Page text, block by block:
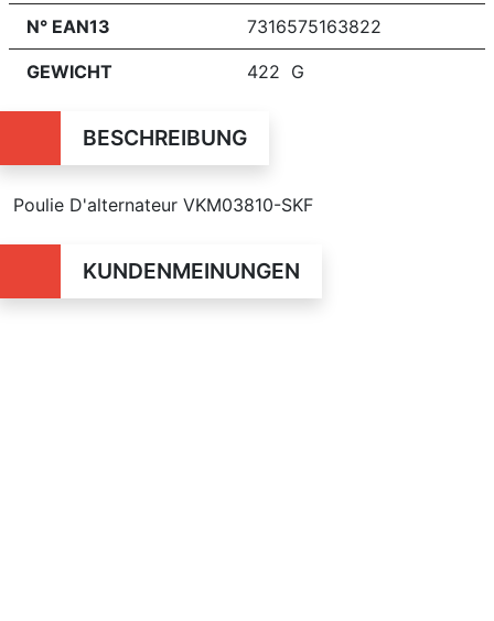
N° EAN13 7316575163822
GEWICHT 422 G
BESCHREIBUNG
Poulie D'alternateur VKM03810-SKF
KUNDENMEINUNGEN